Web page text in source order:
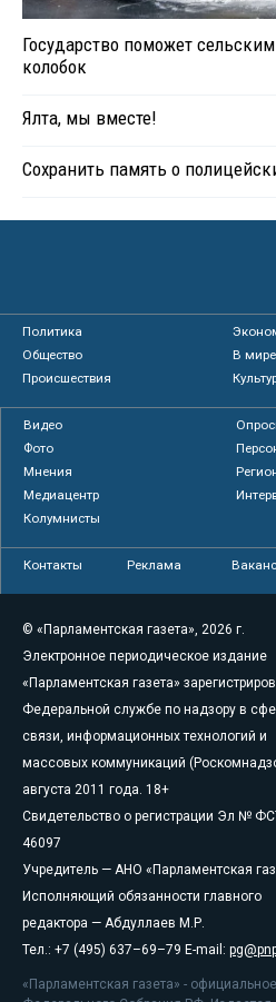
Государство поможет
колобок
Ялта, мы вместе!
Сохранить память о
Политика
Общество
В мире
Происшествия
Видео
Фото
Мнения
Медиацентр
Колумнисты
Контакты Реклама
© «Парламентская газета», 2026 г.
Электронное периодическое издание
«Парламентская газета»
Федеральной службе по надзору в
связи, информационных технологий и
массовых коммуникаций
августа 2011 года. 18+
Свидетельство о регистрации Эл №
46097
Учредитель — АНО «Парламентская
Исполняющий обязанности главного
редактора — Абдуллаев М.Р.
Тел.: +7 (495) 637–69–79 E-mail:
«Парламентская газета» -